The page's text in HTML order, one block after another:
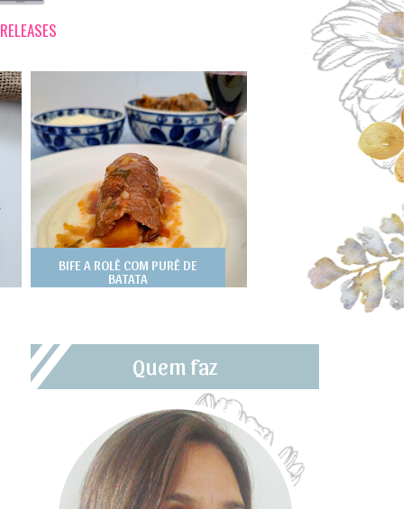
RELEASES
BIFE A ROLÊ COM PURÊ DE
BATATA
Quem faz